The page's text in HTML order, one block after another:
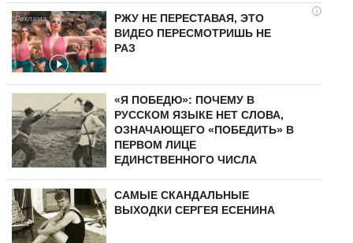
i
РЖУ НЕ ПЕРЕСТАВАЯ, ЭТО
ВИДЕО ПЕРЕСМОТРИШЬ НЕ
РАЗ
«Я ПОБЕДЮ»: ПОЧЕМУ В
РУССКОМ ЯЗЫКЕ НЕТ СЛОВА,
ОЗНАЧАЮЩЕГО «ПОБЕДИТЬ» В
ПЕРВОМ ЛИЦЕ
ЕДИНСТВЕННОГО ЧИСЛА
САМЫЕ СКАНДАЛЬНЫЕ
ВЫХОДКИ СЕРГЕЯ ЕСЕНИНА